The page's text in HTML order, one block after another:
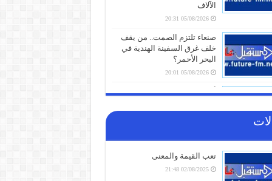
الآلاف
05/08/2026 20:31
صنعاء تلتزم الصمت.. من يقف
خلف غرق السفينة الهندية في
البحر الأحمر؟
05/08/2026 20:01
أزمة مياه طاحنة ومئات البيوت
اليابانية تكشف الخسائر الثقيلة
أزمة الخدمات والرواتب تفجر
الشارع بالضالع.. هتافات تندد
تعب القيمة والمعنى
02/08/2025 21:48